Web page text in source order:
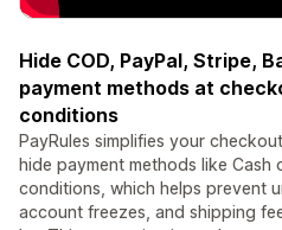
Hide COD, PayPal, Stripe,
payment methods at
conditions
PayRules simplifies your
hide payment methods like Cash
conditions, which helps prevent
account freezes, and shipping